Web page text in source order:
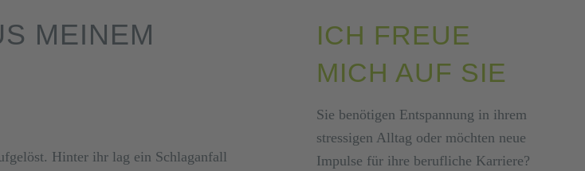
MEINEM
Hinter ihr lag ein Schlaganfall
ICH FREUE
MICH AUF SIE
Sie benötigen Entspannung in ihrem
stressigen Alltag oder möchten neue
Impulse für ihre berufliche Karriere?